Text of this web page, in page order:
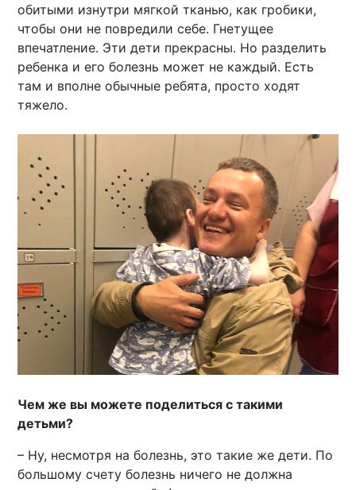
обитыми изнутри мягкой тканью, как гробики,
чтобы они не повредили себе. Гнетущее
впечатление. Эти дети прекрасны. Но разделить
ребенка и его болезнь может не каждый. Есть
там и вполне обычные ребята, просто ходят
тяжело.
Чем же вы можете поделиться с такими
детьми?
– Ну, несмотря на болезнь, это такие же дети. По
большому счету болезнь ничего не должна